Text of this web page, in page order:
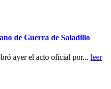
de Guerra de Saladillo
ayer el acto oficial por... leer